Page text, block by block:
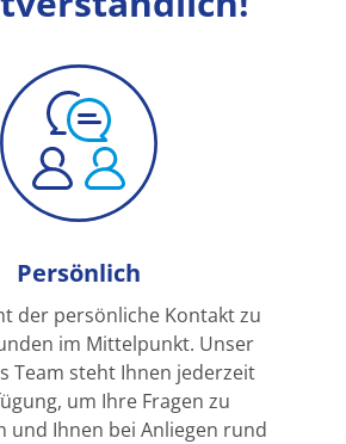
Persönlich
der persönliche Kontakt zu
im Mittelpunkt. Unser
Team steht Ihnen jederzeit
um Ihre Fragen zu
und Ihnen bei Anliegen rund